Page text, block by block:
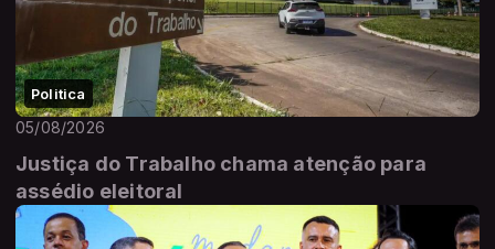
Politica
05/08/2026
Justiça do Trabalho chama atenção para
assédio eleitoral